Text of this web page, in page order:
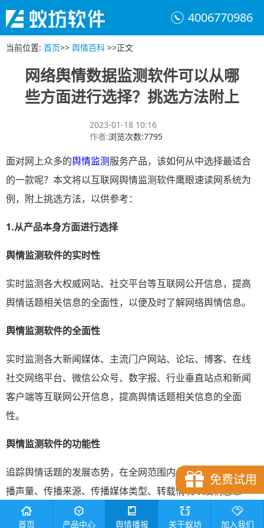
4006770986
当前位置: 首页>> 舆情百科 >>正文
网络舆情数据监测软件可以从哪
些方面进行选择？挑选方法附上
2023-01-18 10:16
作者:浏览次数:7795
面对网上众多的舆情监测服务产品，该如何从中选择最适合
的一款呢？本文将以互联网舆情监测软件鹰眼速读网系统为
例，附上挑选方法，以供参考：
1.从产品本身方面进行选择
舆情监测软件的实时性
实时监测各大权威网站、社交平台等互联网公开信息，提高
舆情话题相关信息的全面性，以便及时了解网络舆情信息。
舆情监测软件的全面性
实时监测各大新闻媒体、主流门户网站、论坛、博客、在线
社交网络平台、微信公众号、数字报、行业垂直站点和新闻
客户端等互联网公开信息，提高舆情话题相关信息的全面
性。
舆情监测软件的功能性
追踪舆情话题的发展态势，在全网范围内分析挖掘舆情的传
播声量、传播来源、传播媒体类型、转载情况以及情感态
度，便于掌握舆情发展的路径、脉络和态势。另外，可以剪
免费试用
首页 产品中心 舆情播报 关于蚁坊 加入我们